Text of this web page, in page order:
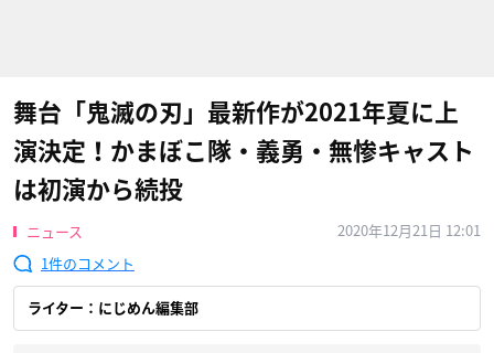
舞台「鬼滅の刃」最新作が2021年夏に上
演決定！かまぼこ隊・義勇・無惨キャスト
は初演から続投
ニュース
2020年12月21日 12:01
1
ライター：にじめん編集部